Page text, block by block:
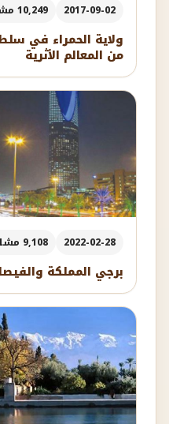
2017-09-02 10,249 مشاهدة
ولاية الحمراء في
من المعالم الأثرية
2022-02-28 9,108 مشاهدة
برجي المملكة